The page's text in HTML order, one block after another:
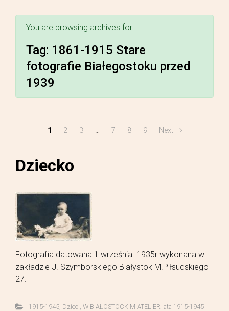
You are browsing archives for
Tag: 1861-1915 Stare
fotografie Białegostoku przed
1939
1 2 3 … 7 8 9 Next
Dziecko
Fotografia datowana 1 września 1935r wykonana w
zakładzie J. Szymborskiego Białystok M.Piłsudskiego
27.
1915-1945, Dzieci W BIAŁOSTOCKIM ATELIER lata 1915-1945